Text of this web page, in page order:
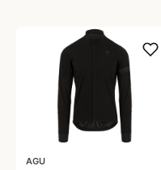
AGU